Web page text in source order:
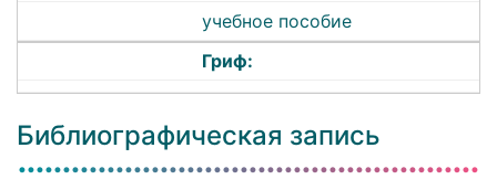
учебное пособие
Гриф:
Библиографическая запись